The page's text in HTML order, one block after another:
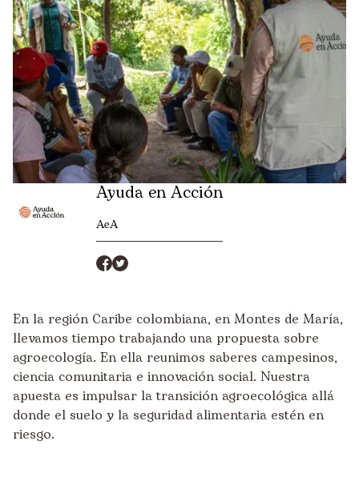
Ayuda en Acción
AeA
En la región Caribe colombiana, en Montes de María,
llevamos tiempo trabajando una propuesta sobre
agroecología. En ella reunimos saberes campesinos,
ciencia comunitaria e innovación social. Nuestra
apuesta es impulsar la transición agroecológica allá
donde el suelo y la seguridad alimentaria estén en
riesgo.